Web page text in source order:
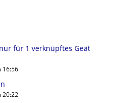
für 1 verknüpftes Geät
16:56
20:22